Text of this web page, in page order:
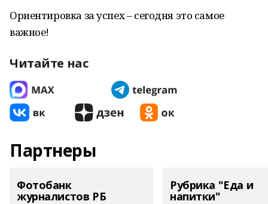
Ориентировка за успех – сегодня это самое
важное!
Читайте нас
Партнеры
Фотобанк
журналистов РБ
Рубрика "Еда и
напитки"